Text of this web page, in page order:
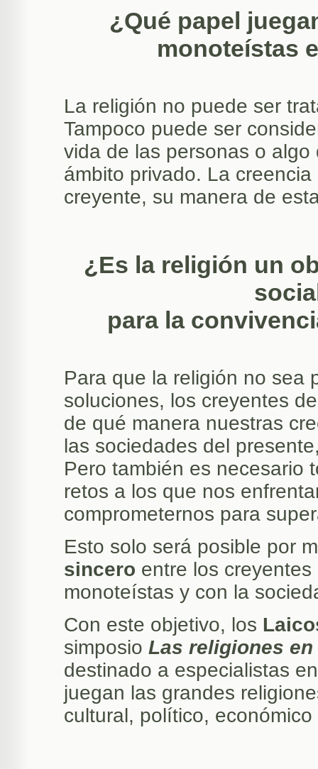
¿Qué papel
monoteístas
La religión no puede ser
Tampoco puede ser
vida de las personas o
ámbito privado. La
creyente, su manera de
¿Es la religión un
para la
Para que la religión no sea
soluciones, los creyentes
de qué manera nuestras
las sociedades del
Pero también es necesario
retos a los que nos
comprometernos para
Esto solo será posible por
sincero entre los
monoteístas y con la
Con este objetivo, los
simposio Las religiones
destinado a especialistas
juegan las grandes
cultural, político,